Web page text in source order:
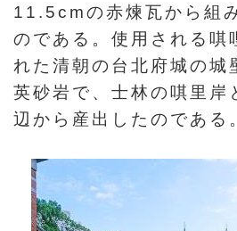
11.5cmの赤煉瓦から組
のである。使用される唭
れた清朝の台北府城の城
英砂岩で、士林の唭里岸
辺から産出したのである